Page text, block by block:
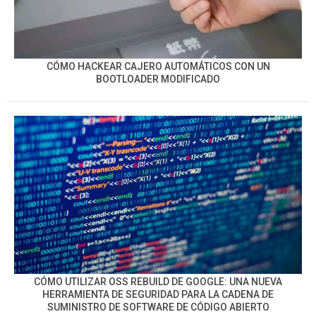
CÓMO HACKEAR CAJERO AUTOMÁTICOS CON UN
BOOTLOADER MODIFICADO
CÓMO UTILIZAR OSS REBUILD DE GOOGLE: UNA NUEVA
HERRAMIENTA DE SEGURIDAD PARA LA CADENA DE
SUMINISTRO DE SOFTWARE DE CÓDIGO ABIERTO